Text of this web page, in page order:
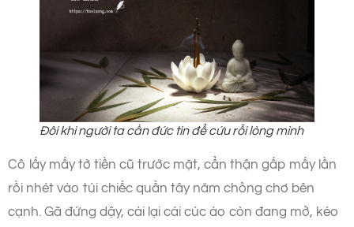
Đôi khi người ta cần đức tin để cứu rỗi lòng mình
Cô lấy mấy tờ tiền cũ trước mặt, cẩn thận gấp mấy lần
rồi nhét vào túi chiếc quần tây năm chỏng chơ bên
cạnh. Gã đứng dậy, cài lại cái cúc áo còn đang mở, kéo